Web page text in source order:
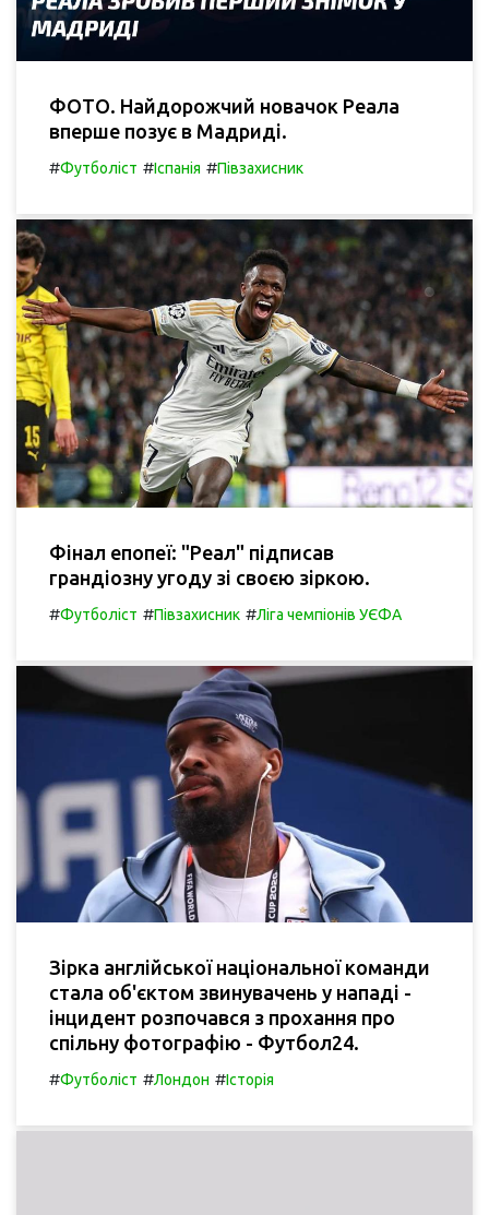
ФОТО. Найдорожчий новачок Реала
вперше позує в Мадриді.
#Футболіст #Іспанія #Півзахисник
Фінал епопеї: "Реал" підписав
грандіозну угоду зі своєю зіркою.
#Футболіст #Півзахисник #Ліга чемпіонів УЄФА
Зірка англійської національної команди
стала об'єктом звинувачень у нападі -
інцидент розпочався з прохання про
спільну фотографію - Футбол24.
#Футболіст #Лондон #Історія